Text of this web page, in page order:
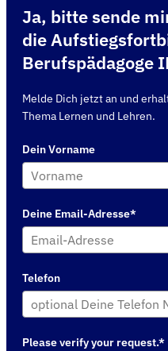
Ja, bitte sende
die
Berufspädagoge
Melde Dich jetzt an und
Thema Lernen und Lehren.
Dein Vorname
Deine Email-Adresse*
Telefon
Please verify your request.*